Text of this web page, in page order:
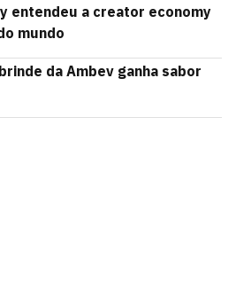
entendeu a creator economy
mundo
da Ambev ganha sabor